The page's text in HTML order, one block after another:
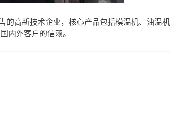
的高新技术企业，核心产品包括模温机、油温
内外客户的信赖。